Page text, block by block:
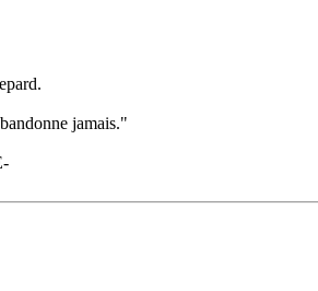
jamais."